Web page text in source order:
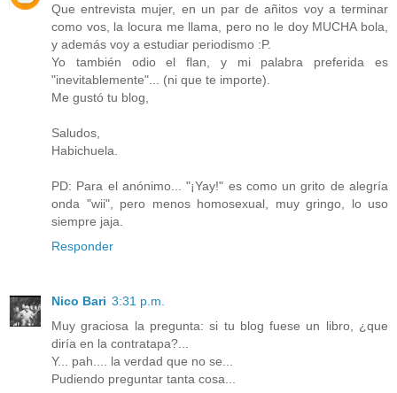
Que entrevista mujer, en un par de añitos voy a terminar
como vos, la locura me llama, pero no le doy MUCHA bola,
y además voy a estudiar periodismo :P.
Yo también odio el flan, y mi palabra preferida es
"inevitablemente"... (ni que te importe).
Me gustó tu blog,
Saludos,
Habichuela.
PD: Para el anónimo... "¡Yay!" es como un grito de alegría
onda "wii", pero menos homosexual, muy gringo, lo uso
siempre jaja.
Responder
Nico Bari 3:31 p.m.
Muy graciosa la pregunta: si tu blog fuese un libro, ¿que
diría en la contratapa?...
Y... pah.... la verdad que no se...
Pudiendo preguntar tanta cosa...